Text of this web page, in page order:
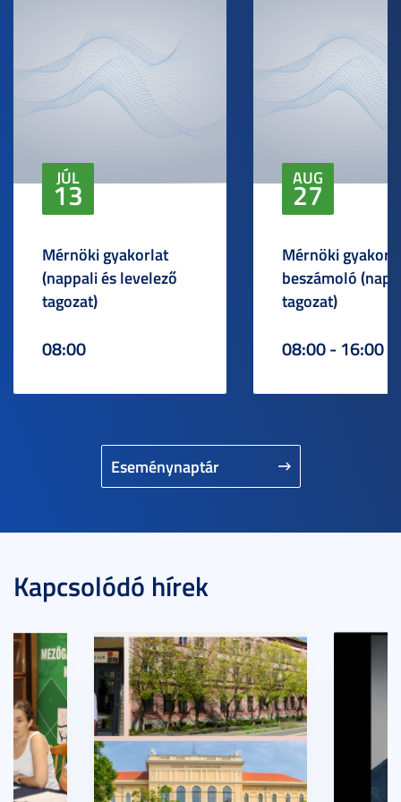
Eseménynaptár
JÚL
13
Mérnöki gyakorlat
(nappali és levelező
tagozat)
08:00
AUG
27
Mérnöki
beszámoló
tagozat)
08:00 - 16:00
Kapcsolódó hírek